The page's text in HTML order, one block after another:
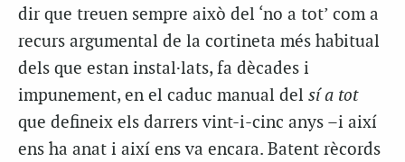
dir que treuen sempre això del ‘no a tot’ com a
recurs argumental de la cortineta més habitual
dels que estan instal·lats, fa dècades i
impunement, en el caduc manual del sí a tot
que defineix els darrers vint-i-cinc anys –i així
ens ha anat i així ens va encara. Batent rècords